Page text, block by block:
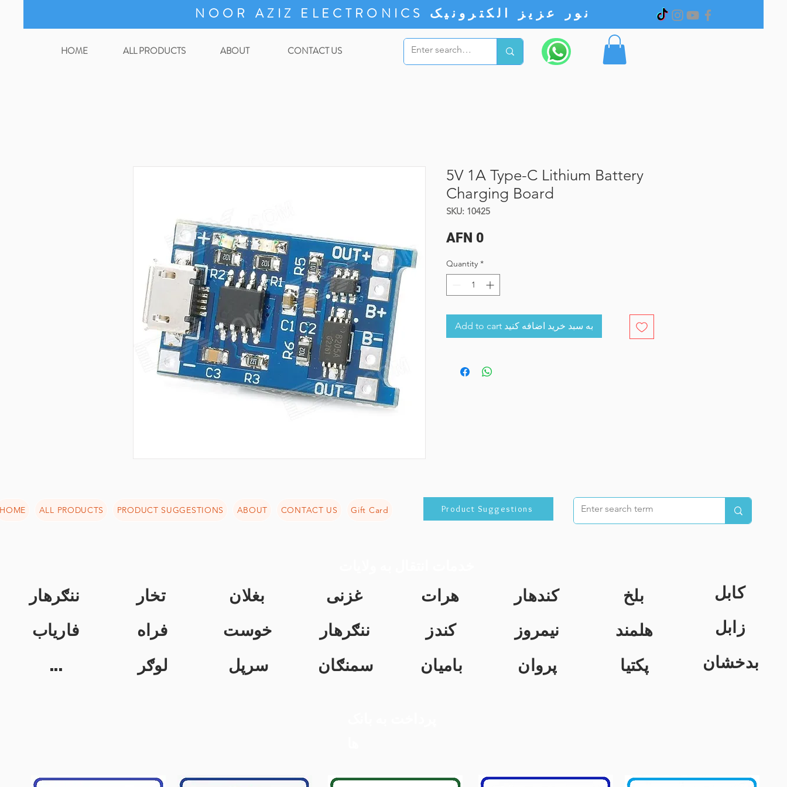
HOME ALL PRODUCTS ABOUT CONTACT US
NOOR AZIZ ELECTRONICS
5V 1A Type-C Lithium Battery
Charging Board
SKU: 10425
AFN 0Price
Quantity *
Add to cart به سبد خرید اضافه کنید
HOME ALL PRODUCTS PRODUCT SUGGESTIONS ABOUT CONTACT US Gift Card Product Suggestions
ننګرهار تخار بغلان غزنی هرات کندهار بلخ
کابل
فاریاب
فراه خوست ننګرهار کندز نیمروز هلمند
زابل
...
لوګر سرپل سمنګان بامیان پروان پکتیا بدخشان